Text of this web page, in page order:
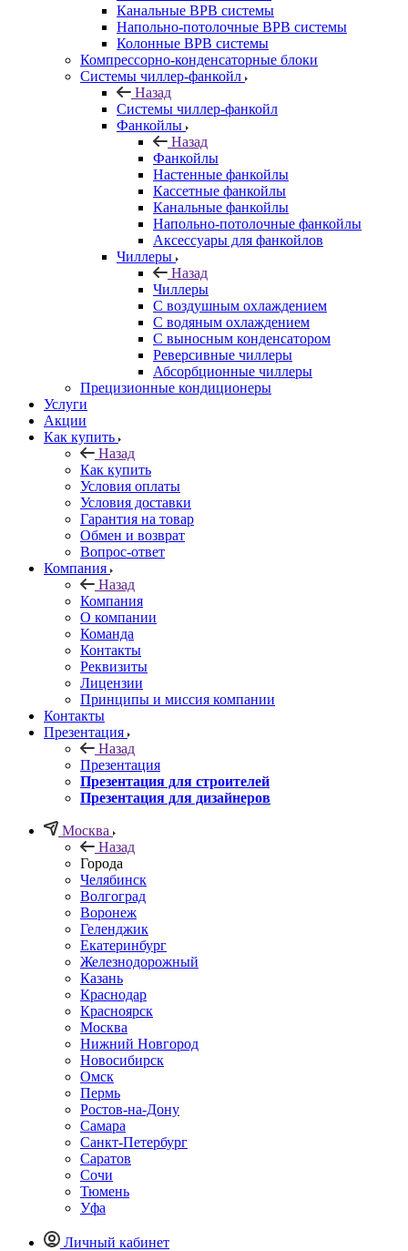
Канальные ВРВ системы
Напольно-потолочные ВРВ системы
Колонные ВРВ системы
Компрессорно-конденсаторные блоки
Системы чиллер-фанкойл
Назад
Системы чиллер-фанкойл
Фанкойлы
Назад
Фанкойлы
Настенные фанкойлы
Кассетные фанкойлы
Канальные фанкойлы
Напольно-потолочные фанкойлы
Аксессуары для фанкойлов
Чиллеры
Назад
Чиллеры
С воздушным охлаждением
С водяным охлаждением
С выносным конденсатором
Реверсивные чиллеры
Абсорбционные чиллеры
Прецизионные кондиционеры
Услуги
Акции
Как купить
Назад
Как купить
Условия оплаты
Условия доставки
Гарантия на товар
Обмен и возврат
Вопрос-ответ
Компания
Назад
Компания
О компании
Команда
Контакты
Реквизиты
Лицензии
Принципы и миссия компании
Контакты
Презентация
Назад
Презентация
Презентация для строителей
Презентация для дизайнеров
Москва
Назад
Города
Челябинск
Волгоград
Воронеж
Геленджик
Екатеринбург
Железнодорожный
Казань
Краснодар
Красноярск
Москва
Нижний Новгород
Новосибирск
Омск
Пермь
Ростов-на-Дону
Самара
Санкт-Петербург
Саратов
Сочи
Тюмень
Уфа
Личный кабинет